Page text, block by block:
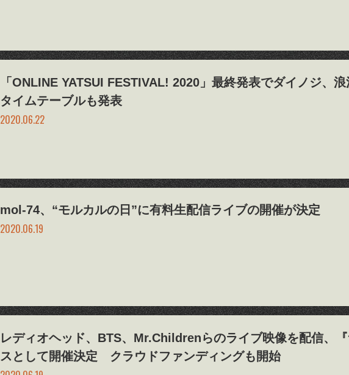
「ONLINE YATSUI FESTIVAL! 2020」最終発表でダイノジ、
タイムテーブルも発表
2020.06.22
mol-74、“モルカルの日”に有料生配信ライブの開催が決定
2020.06.19
レディオヘッド、BTS、Mr.Childrenらのライブ映像を配信、
スとして開催決定 クラウドファンディングも開始